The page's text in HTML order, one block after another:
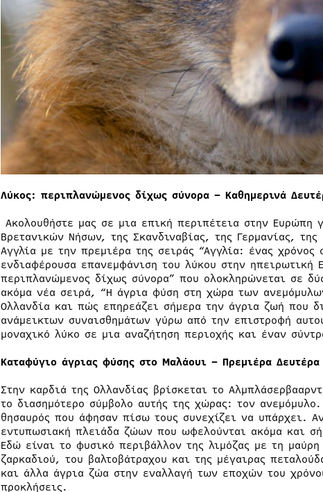
Λύκος: περιπλανώμενος δίχως σύνορα – Καθημερινά
Ακολουθήστε μας σε μια επική περιπέτεια στην
Βρετανικών Νήσων, της Σκανδιναβίας, της Γερμανίας,
Αγγλία με την πρεμιέρα της σειράς “Αγγλία: ένας
ενδιαφέρουσα επανεμφάνιση του λύκου στην ηπειρωτική
περιπλανώμενος δίχως σύνορα” που ολοκληρώνεται σε
ακόμα νέα σειρά, “Η άγρια φύση στη χώρα των
Ολλανδία και πώς επηρεάζει σήμερα την άγρια ζωή που
ανάμεικτων συναισθημάτων γύρω από την επιστροφή
μοναχικό λύκο σε μια αναζήτηση περιοχής και έναν
Καταφύγιο άγριας φύσης στο Μαλάουι – Πρεμιέρα
Στην καρδιά της Ολλανδίας βρίσκεται το
το διασημότερο σύμβολο αυτής της χώρας: τον
θησαυρός που άφησαν πίσω τους συνεχίζει να υπάρχει.
εντυπωσιακή πλειάδα ζώων που ωφελούνται ακόμα και
Εδώ είναι το φυσικό περιβάλλον της λιμόζας με τη
ζαρκαδιού, του βαλτοβάτραχου και της μέγαιρας
και άλλα άγρια ζώα στην εναλλαγή των εποχών του
προκλήσεις.